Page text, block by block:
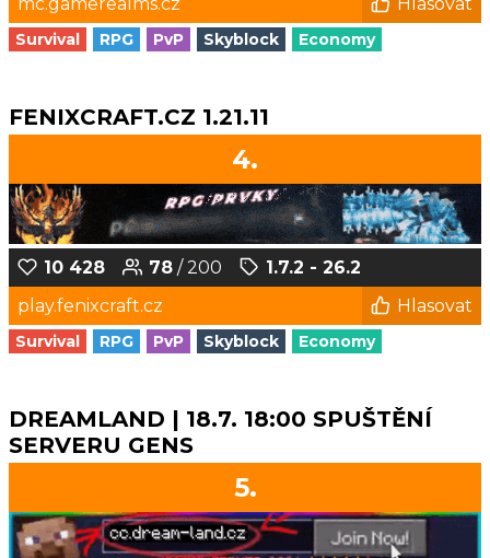
Survival RPG PvP Skyblock Economy
FENIXCRAFT.CZ 1.21.11
4.
10 428 78 / 200
1.7.2 - 26.2
play.fenixcraft.cz
Hlasovat
Survival RPG PvP Skyblock Economy
DREAMLAND | 18.7. 18:00 SPUŠTĚNÍ
SERVERU GENS
5.